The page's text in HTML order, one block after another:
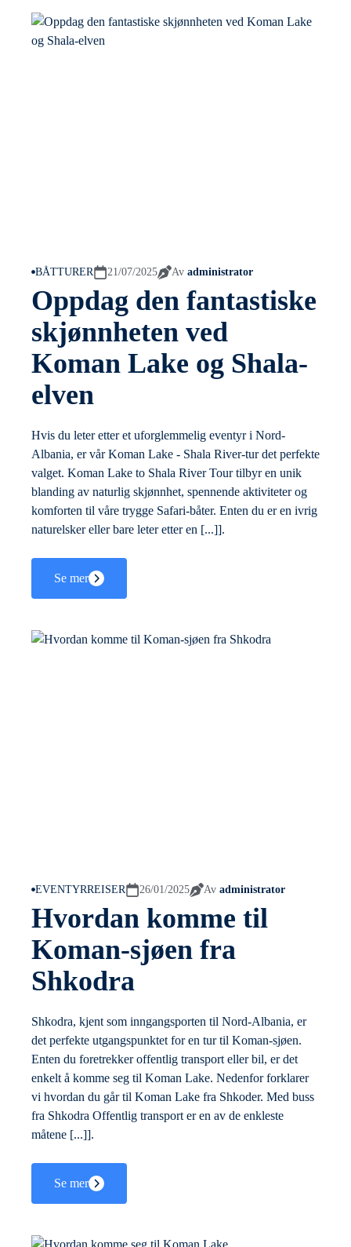
BÅTTURER 21/07/2025 Av administrator
Oppdag den fantastiske
skjønnheten ved
Koman Lake og Shala-
elven
Hvis du leter etter et uforglemmelig eventyr i Nord-
Albania, er vår Koman Lake - Shala River-tur det perfekte
valget. Koman Lake to Shala River Tour tilbyr en unik
blanding av naturlig skjønnhet, spennende aktiviteter og
komforten til våre trygge Safari-båter. Enten du er en ivrig
naturelsker eller bare leter etter en [...]].
Se mer
EVENTYRREISER 26/01/2025 Av administrator
Hvordan komme til
Koman-sjøen fra
Shkodra
Shkodra, kjent som inngangsporten til Nord-Albania, er
det perfekte utgangspunktet for en tur til Koman-sjøen.
Enten du foretrekker offentlig transport eller bil, er det
enkelt å komme seg til Koman Lake. Nedenfor forklarer
vi hvordan du går til Koman Lake fra Shkoder. Med buss
fra Shkodra Offentlig transport er en av de enkleste
måtene [...]].
Se mer